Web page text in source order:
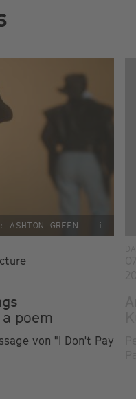
GREEN i
poem
von "I Don't Pay